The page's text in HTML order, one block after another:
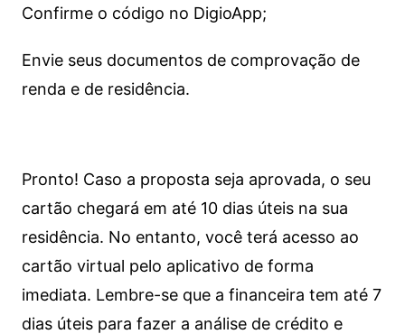
Confirme o código no DigioApp;
Envie seus documentos de comprovação de
renda e de residência.
Pronto! Caso a proposta seja aprovada, o seu
cartão chegará em até 10 dias úteis na sua
residência. No entanto, você terá acesso ao
cartão virtual pelo aplicativo de forma
imediata. Lembre-se que a financeira tem até 7
dias úteis para fazer a análise de crédito e